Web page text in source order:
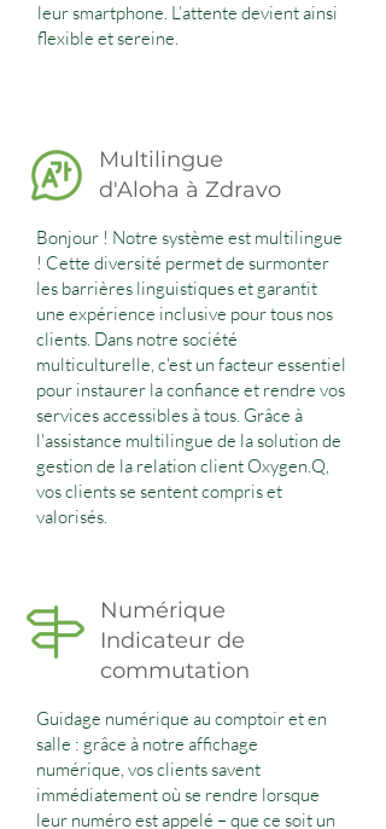
leur smartphone. L’attente devient ainsi
flexible et sereine.
Multilingue
d'Aloha à Zdravo
Bonjour ! Notre système est multilingue
! Cette diversité permet de surmonter
les barrières linguistiques et garantit
une expérience inclusive pour tous nos
clients. Dans notre société
multiculturelle, c'est un facteur essentiel
pour instaurer la confiance et rendre vos
services accessibles à tous. Grâce à
l'assistance multilingue de la solution de
gestion de la relation client Oxygen.Q,
vos clients se sentent compris et
valorisés.
Numérique
Indicateur de
commutation
Guidage numérique au comptoir et en
salle : grâce à notre affichage
numérique, vos clients savent
immédiatement où se rendre lorsque
leur numéro est appelé – que ce soit un